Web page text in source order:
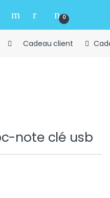
0
Cadeau client
note clé usb